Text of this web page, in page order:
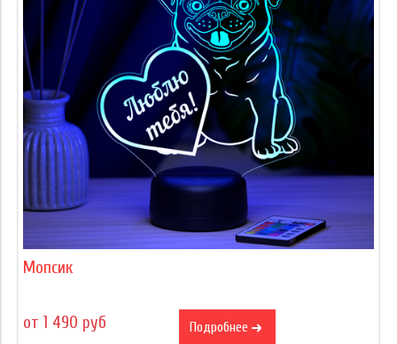
Мопсик
от 1 490 руб Подробнее